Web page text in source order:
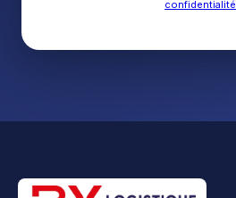
confidentialité